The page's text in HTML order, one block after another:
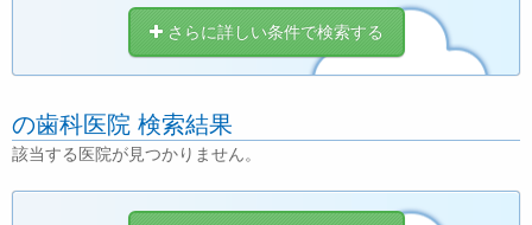
さらに詳しい条件で検索する
の歯科医院 検索結果
該当する医院が見つかりません。